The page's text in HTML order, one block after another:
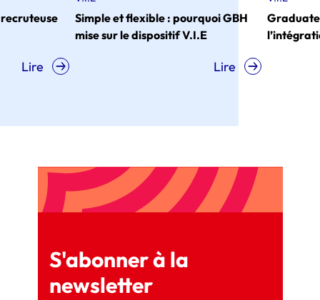
Simple et flexible : pourquoi GBH
mise sur le dispositif V.I.E
Graduate Program
l’intégration de la
S'abonner à la
newsletter